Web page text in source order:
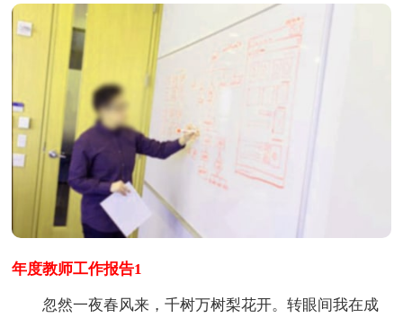
年度教师工作报告1
忽然一夜春风来，千树万树梨花开。转眼间我在成